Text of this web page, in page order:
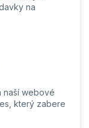
na
naší webové
který zabere